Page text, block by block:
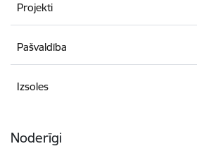
Projekti
Pašvaldība
Izsoles
Noderīgi